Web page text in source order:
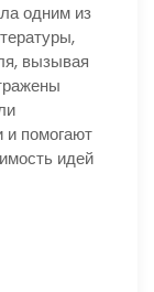
одним из
вызывая
помогают
идей